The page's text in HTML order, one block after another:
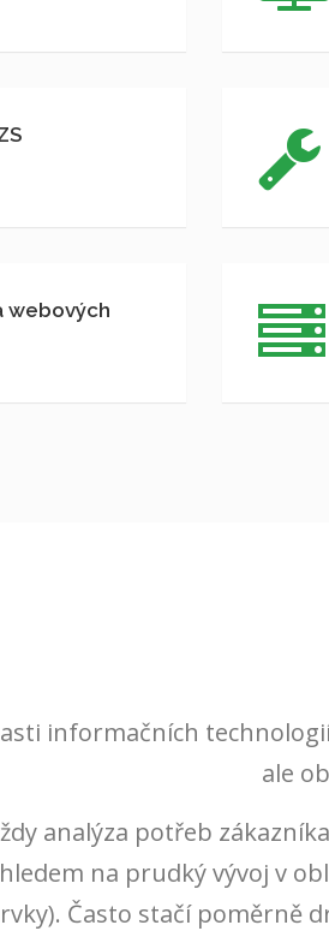
webových
informačních
ale
analýza potřeb
na prudký vývoj v
Často stačí poměrně